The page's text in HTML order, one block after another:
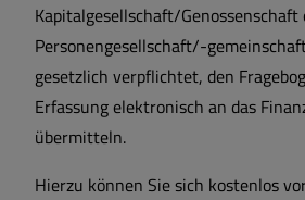
Kapitalgesellschaft/Genossenschaft
Personengesellschaft/-
gesetzlich verpflichtet, den
Erfassung elektronisch an das
übermitteln.
Hierzu können Sie sich kostenlos